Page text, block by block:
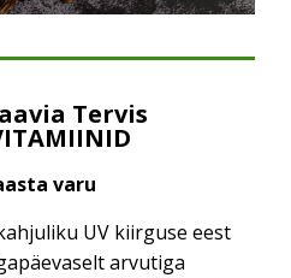
Tervis
varu
UV kiirguse eest
arvutiga